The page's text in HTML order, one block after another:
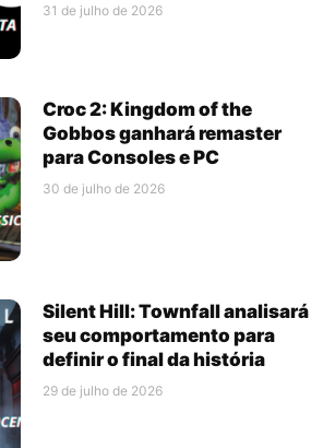
31 de julho de 2026
Croc 2: Kingdom of the
Gobbos ganhará remaster
para Consoles e PC
30 de julho de 2026
Silent Hill: Townfall analisará
seu comportamento para
definir o final da história
29 de julho de 2026